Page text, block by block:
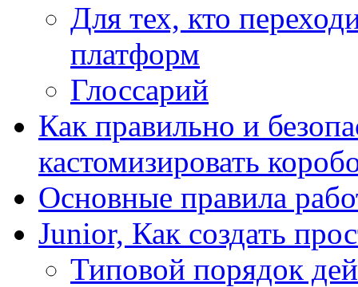
Для тех, кто
платформ
Глоссарий
Как правильно и
кастомизировать
Основные правила
Junior, Как создать
Типовой порядок